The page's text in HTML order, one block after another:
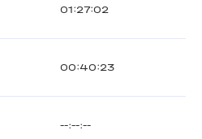
01:27:02
00:40:23
--:--:--